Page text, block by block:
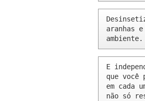
aranhas
ambiente.
E
que você
em cada
não só